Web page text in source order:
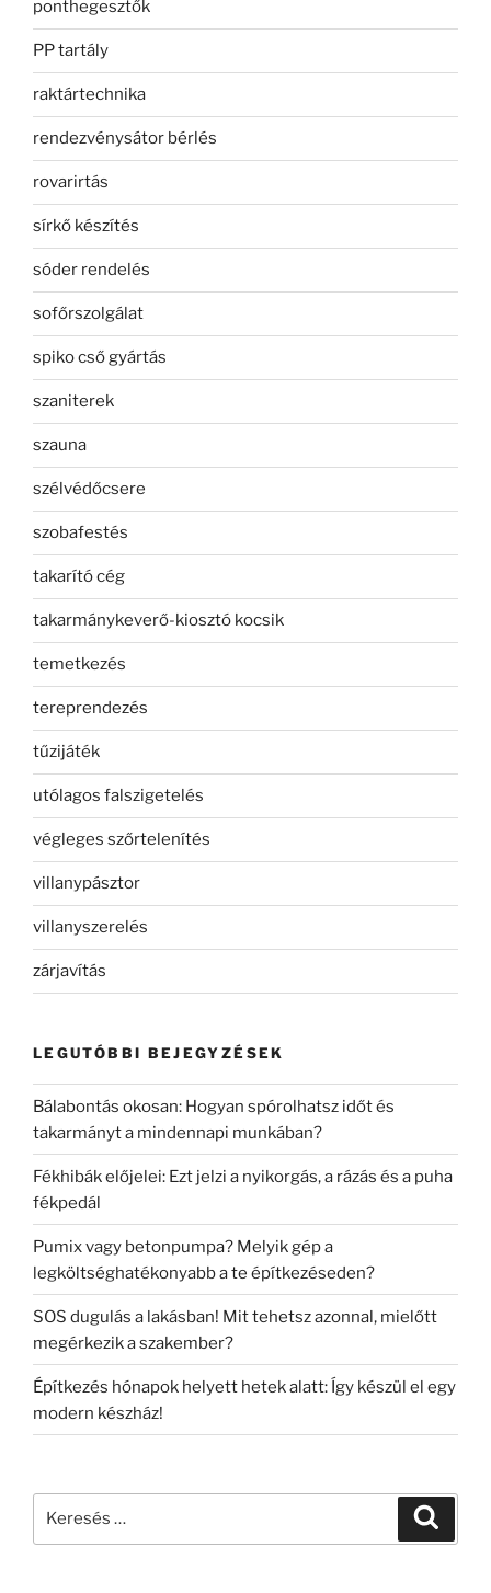
ponthegesztők
PP tartály
raktártechnika
rendezvénysátor bérlés
rovarirtás
sírkő készítés
sóder rendelés
sofőrszolgálat
spiko cső gyártás
szaniterek
szauna
szélvédőcsere
szobafestés
takarító cég
takarmánykeverő-kiosztó kocsik
temetkezés
tereprendezés
tűzijáték
utólagos falszigetelés
végleges szőrtelenítés
villanypásztor
villanyszerelés
zárjavítás
LEGUTÓBBI BEJEGYZÉSEK
Bálabontás okosan: Hogyan spórolhatsz időt és
takarmányt a mindennapi munkában?
Fékhibák előjelei: Ezt jelzi a nyikorgás, a rázás és a puha
fékpedál
Pumix vagy betonpumpa? Melyik gép a
legköltséghatékonyabb a te építkezéseden?
SOS dugulás a lakásban! Mit tehetsz azonnal, mielőtt
megérkezik a szakember?
Építkezés hónapok helyett hetek alatt: Így készül el egy
modern készház!